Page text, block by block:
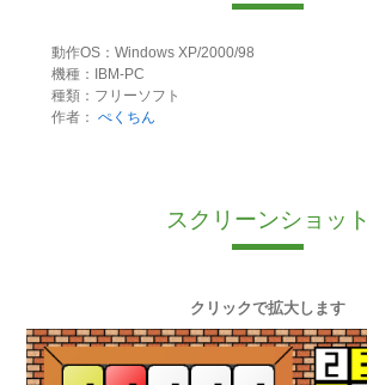
動作OS：Windows XP/2000/98
機種：IBM-PC
種類：フリーソフト
作者： ぺくちん
スクリーンショット
クリックで拡大します